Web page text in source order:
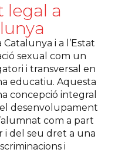
legal a
i a l’Estat
sexual com un
i transversal en
educatiu. Aquesta
concepció integral
desenvolupament
com a part
i del seu dret a una
i